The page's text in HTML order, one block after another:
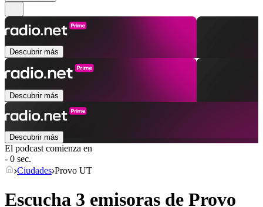
Descubrir más
Descubrir más
Descubrir más
El podcast comienza en
- 0 sec.
Ciudades Provo UT
Escucha 3 emisoras de Provo